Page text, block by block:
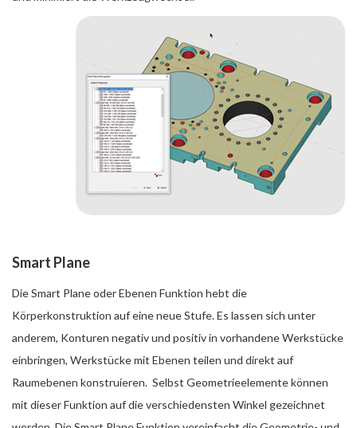
Smart Plane
Die Smart Plane oder Ebenen Funktion hebt die
Körperkonstruktion auf eine neue Stufe. Es lassen sich unter
anderem, Konturen negativ und positiv in vorhandene Werkstücke
einbringen, Werkstücke mit Ebenen teilen und direkt auf
Raumebenen konstruieren. Selbst Geometrieelemente können
mit dieser Funktion auf die verschiedensten Winkel gezeichnet